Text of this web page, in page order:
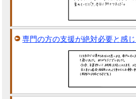
専門の方の支援が絶対必要と感